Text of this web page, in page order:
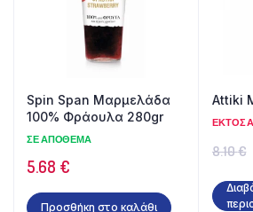
Spin Span Μαρμελάδα
100% Φράουλα 280gr
ΣΕ ΑΠΌΘΕΜΑ
5.68 €
Προσθήκη στο καλάθι
Attiki
ΕΚΤΌΣ
8.10€